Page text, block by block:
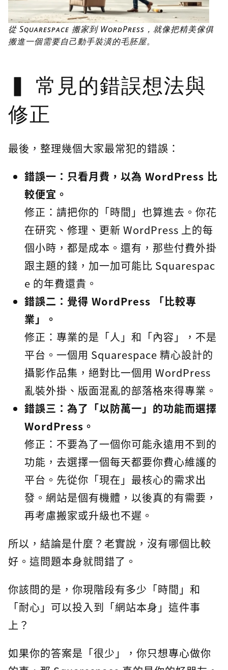
從 Squarespace 搬家到 WordPress，就像把精美傢俱
搬進一個需要自己動手裝潢的毛胚屋。
常見的錯誤想法與
修正
最後，整理幾個大家最常犯的錯誤：
錯誤一：只看月費，以為 WordPress 比
較便宜。
修正：請把你的「時間」也算進去。你花
在研究、修理、更新 WordPress 上的每
個小時，都是成本。還有，那些付費外掛
跟主題的錢，加一加可能比 Squarespac
e 的年費還貴。
錯誤二：覺得 WordPress 「比較專
業」。
修正：專業的是「人」和「內容」，不是
平台。一個用 Squarespace 精心設計的
攝影作品集，絕對比一個用 WordPress
亂裝外掛、版面混亂的部落格來得專業。
錯誤三：為了「以防萬一」的功能而選擇
WordPress。
修正：不要為了一個你可能永遠用不到的
功能，去選擇一個每天都要你費心維護的
平台。先從你「現在」最核心的需求出
發。網站是個有機體，以後真的有需要，
再考慮搬家或升級也不遲。
所以，結論是什麼？老實說，沒有哪個比較
好。這問題本身就問錯了。
你該問的是，你現階段有多少「時間」和
「耐心」可以投入到「網站本身」這件事
上？
如果你的答案是「很少」，你只想專心做你